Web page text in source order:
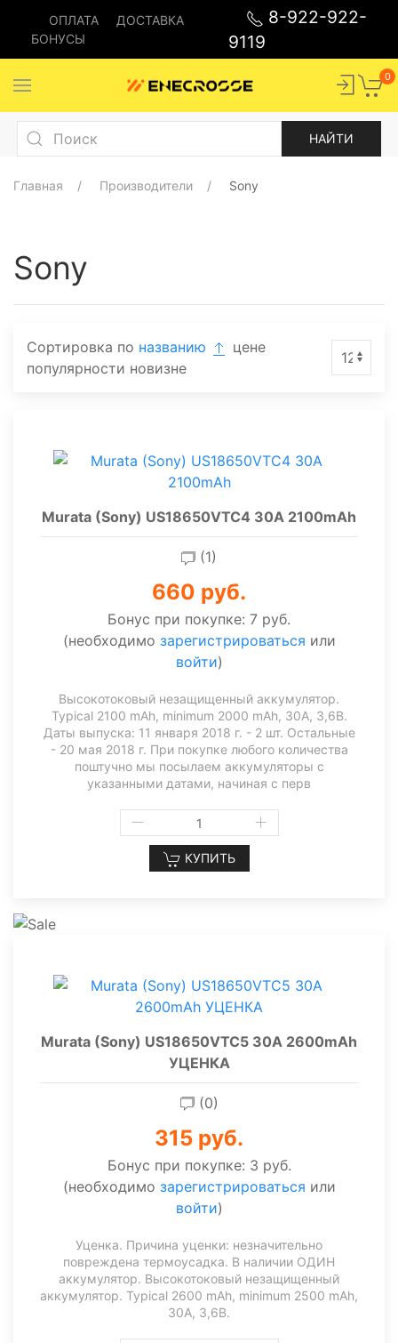
ОПЛАТА
ДОСТАВКА
БОНУСЫ
8-922-922-
9119
0
Главная Производители Sony
Sony
Сортировка по названию
цене
популярности новизне
Murata (Sony) US18650VTC4 30A 2100mAh
(1)
660 руб.
Бонус при покупке: 7 руб.
(необходимо зарегистрироваться или
войти)
Высокотоковый незащищенный аккумулятор.
Typical 2100 mAh, minimum 2000 mAh, 30А, 3,6В.
Даты выпуска: 11 января 2018 г. - 2 шт. Остальные
- 20 мая 2018 г. При покупке любого количества
поштучно мы посылаем аккумуляторы с
указанными датами, начиная с перв
КУПИТЬ
Murata (Sony) US18650VTC5 30A 2600mAh
УЦЕНКА
(0)
315 руб.
Бонус при покупке: 3 руб.
(необходимо зарегистрироваться или
войти)
Уценка. Причина уценки: незначительно
повреждена термоусадка. В наличии ОДИН
аккумулятор. Высокотоковый незащищенный
аккумулятор. Typical 2600 mAh, minimum 2500 mAh,
30А, 3,6В.